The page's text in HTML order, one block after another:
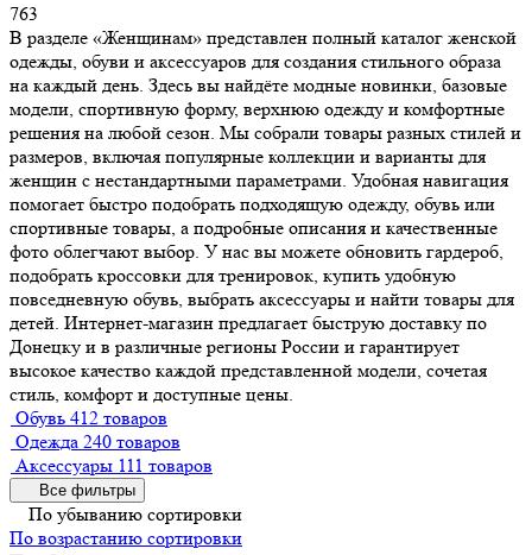
763
В разделе «Женщинам» представлен полный каталог женской
одежды, обуви и аксессуаров для создания стильного образа
на каждый день. Здесь вы найдёте модные новинки, базовые
модели, спортивную форму, верхнюю одежду и комфортные
решения на любой сезон. Мы собрали товары разных стилей и
размеров, включая популярные коллекции и варианты для
женщин с нестандартными параметрами. Удобная навигация
помогает быстро подобрать подходящую одежду, обувь или
спортивные товары, а подробные описания и качественные
фото облегчают выбор. У нас вы можете обновить гардероб,
подобрать кроссовки для тренировок, купить удобную
повседневную обувь, выбрать аксессуары и найти товары для
детей. Интернет-магазин предлагает быструю доставку по
Донецку и в различные регионы России и гарантирует
высокое качество каждой представленной модели, сочетая
стиль, комфорт и доступные цены.
Обувь 412 товаров
Одежда 240 товаров
Аксессуары 111 товаров
Все фильтры
По убыванию сортировки
По возрастанию сортировки